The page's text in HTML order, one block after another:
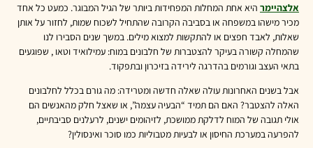
אלצהיימרהיא אחת המחלות המפחידות ביותר של הגיל המבוגר. כמעט כל אחד
מכיר מישהו במשפחה או בסביבה הקרובה שהתחיל לשכוח שמות, לחזור על אותן
שאלות, לאבד חפצים או להתקשות למצוא מילים. במשך שנים הסבירו לנו
שהמחלה קשורה בעיקר להצטברות של חלבונים במוח: עמילואיד וטאו , שפוגעים
בתאי העצב וגורמים בהדרגה לירידה בזיכרון ובתפקוד.
אבל בשנים האחרונות עולה שאלה חדשה ומטרידה: מה גורם בכלל לחלבונים
האלה להצטבר? האם הם תמיד “הבעיה עצמה”, או שאצל חלק מהאנשים הם
אולי תגובה של המוח לדלקת ממושכת, לזיהומים ישנים, לרעלנים סביבתיים,
להפרעה במערכת החיסון או לבעיות מטבוליות כמו סוכר ואינסולין?